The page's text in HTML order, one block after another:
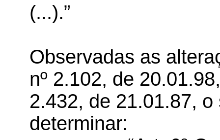
(...).”
Observadas as
nº 2.102, de
2.432, de 21.01.87,
determinar: